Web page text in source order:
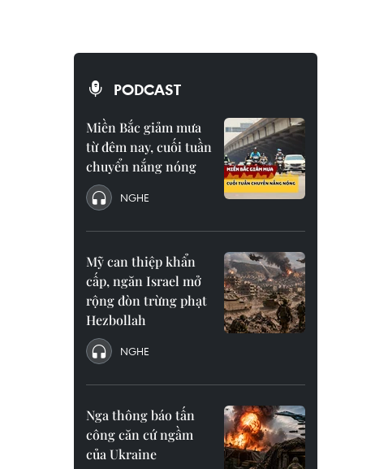
PODCAST
Miền Bắc giảm mưa
từ đêm nay, cuối tuần
chuyển nắng nóng
NGHE
Mỹ can thiệp khẩn
cấp, ngăn Israel mở
rộng đòn trừng phạt
Hezbollah
NGHE
Nga thông báo tấn
công căn cứ ngầm
của Ukraine